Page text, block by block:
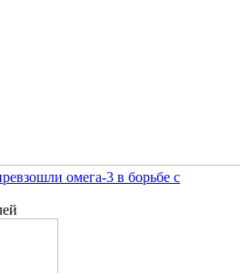
омега-3 в борьбе с